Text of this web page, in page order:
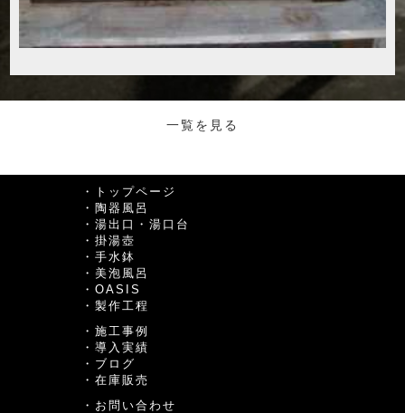
一覧を見る
・トップページ
・陶器風呂
・湯出口・湯口台
・掛湯壺
・手水鉢
・美泡風呂
・OASIS
・製作工程
・施工事例
・導入実績
・ブログ
・在庫販売
・お問い合わせ